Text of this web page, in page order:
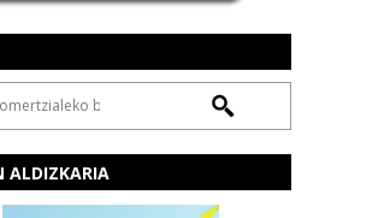
ALDIZKARIA